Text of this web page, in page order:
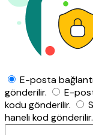
E-posta
gönderilir.
E-
kodu gönderilir.
haneli kod gönderilir.